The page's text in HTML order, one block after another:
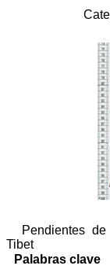
Pendientes
Tibet
Palabras clave